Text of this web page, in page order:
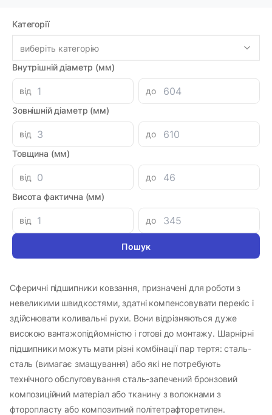
Категорії
виберіть категорію
Внутрішній діаметр (мм)
від
до
Зовнішній діаметр (мм)
від
до
Товщина (мм)
від
до
Висота фактична (мм)
від до
2268.60грн
- + В корзину
Параметри
Виробник
Інформація
Сферичні підшипники ковзання, призначені для роботи з
невеликими швидкостями, здатні компенсовувати перекіс і
здійснювати коливальні рухи. Вони відрізняються дуже
високою вантажопідйомністю і готові до монтажу. Шарнірні
підшипники можуть мати різні комбінації пар тертя: сталь-
сталь (вимагає змащування) або які не потребують
технічного обслуговування сталь-запечений бронзовий
композиційний матеріал або тканину з волокнами з
фторопласту або композитний політетрафторетилен.